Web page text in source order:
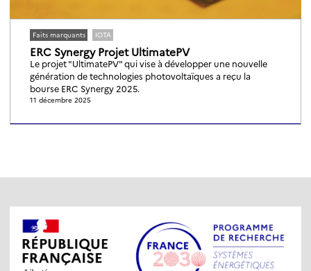
Faits marquants IOTA
ERC Synergy Projet UltimatePV
Le projet "UltimatePV" qui vise à développer une nouvelle
génération de technologies photovoltaïques a reçu la
bourse ERC Synergy 2025.
11 décembre 2025